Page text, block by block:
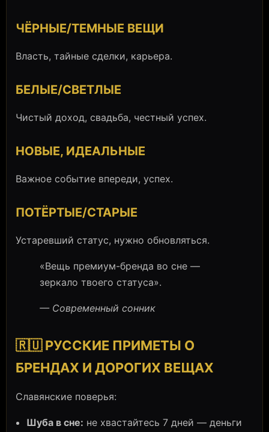
ЧЁРНЫЕ/ТЕМНЫЕ ВЕЩИ
Власть, тайные сделки, карьера.
БЕЛЫЕ/СВЕТЛЫЕ
Чистый доход, свадьба, честный успех.
НОВЫЕ, ИДЕАЛЬНЫЕ
Важное событие впереди, успех.
ПОТЁРТЫЕ/СТАРЫЕ
Устаревший статус, нужно обновляться.
«Вещь премиум-бренда во сне —
зеркало твоего статуса».
— Современный сонник
🇷🇺 РУССКИЕ ПРИМЕТЫ О
БРЕНДАХ И ДОРОГИХ ВЕЩАХ
Славянские поверья:
Шуба в сне: не хвастайтесь 7 дней — деньги